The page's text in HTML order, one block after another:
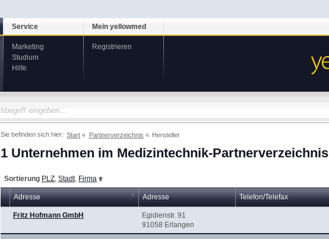
Service
Marketing
Studium
Hilfe
Mein yellowmed
Registrieren
Sie befinden sich hier: Start Partnerverzeichnis Hersteller
1 Unternehmen im Medizintechnik-Partnerverzeichnis
Sortierung PLZ Stadt, Firma
Adresse Adresse Telefon/Telefax
Fritz Hofmann GmbH
Egidienstr. 91
91058 Erlangen